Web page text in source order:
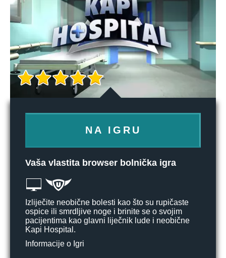
NA IGRU
Vaša vlastita browser bolnička igra
Izliječite neobične bolesti kao što su rupičaste
ospice ili smrdljive noge i brinite se o svojim
pacijentima kao glavni liječnik lude i neobične
Kapi Hospital.
Informacije o Igri